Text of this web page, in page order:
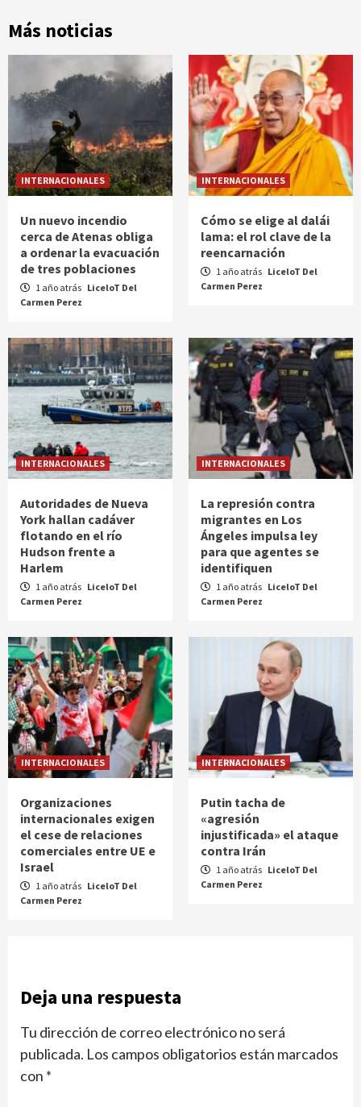
Más noticias
INTERNACIONALES
Un nuevo incendio
cerca de Atenas obliga
a ordenar la evacuación
de tres poblaciones
1 año atrás LiceloT Del
Carmen Perez
INTERNACIONALES
Cómo se elige al dalái
lama: el rol clave de la
reencarnación
1 año atrás LiceloT Del
Carmen Perez
INTERNACIONALES
Autoridades de Nueva
York hallan cadáver
flotando en el río
Hudson frente a
Harlem
1 año atrás LiceloT Del
Carmen Perez
INTERNACIONALES
La represión contra
migrantes en Los
Ángeles impulsa ley
para que agentes se
identifiquen
1 año atrás LiceloT Del
Carmen Perez
INTERNACIONALES
Organizaciones
internacionales exigen
el cese de relaciones
comerciales entre UE e
Israel
1 año atrás LiceloT Del
Carmen Perez
INTERNACIONALES
Putin tacha de
«agresión
injustificada» el ataque
contra Irán
1 año atrás LiceloT Del
Carmen Perez
Deja una respuesta
Tu dirección de correo electrónico no será
publicada. Los campos obligatorios están marcados
con *